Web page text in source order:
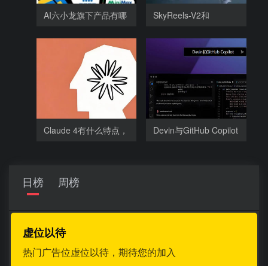
AI六小龙旗下产品有哪
SkyReels-V2和
Claude 4有什么特点，
Devin与GitHub Copilot
日榜 周榜
虚位以待
热门广告位虚位以待，期待您的加入